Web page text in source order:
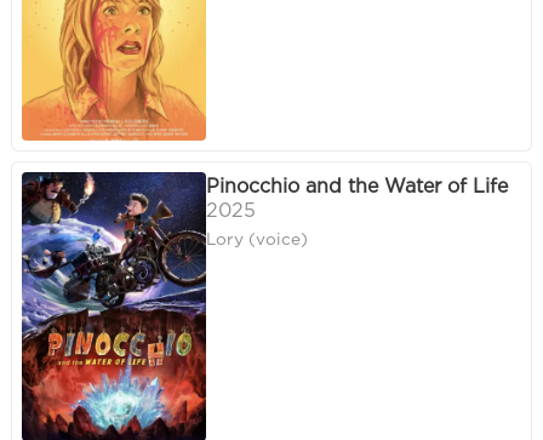
Pinocchio and the Water of Life
2025
Lory (voice)